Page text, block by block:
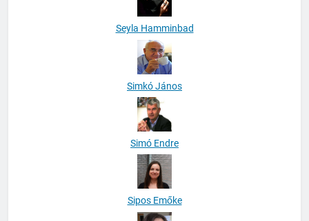
Seyla Hamminbad
Simkó János
Simó Endre
Sipos Emőke